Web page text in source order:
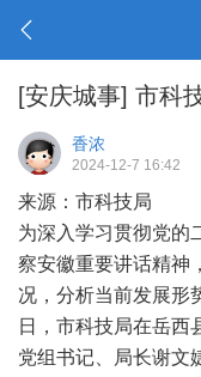
[安庆城事] 市科
香浓
2024-12-7 16:42
来源：市科技局
为深入学习贯彻党的
察安徽重要讲话精神
况，分析当前发展形
日，市科技局在岳西
党组书记、局长谢文